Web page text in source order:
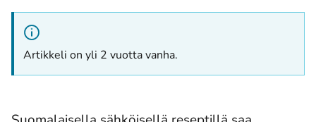
Artikkeli on yli 2 vuotta vanha.